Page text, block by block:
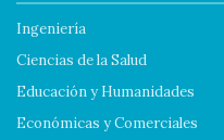
Ingeniería
Ciencias de la Salud
Educación y Humanidades
Económicas y Comerciales